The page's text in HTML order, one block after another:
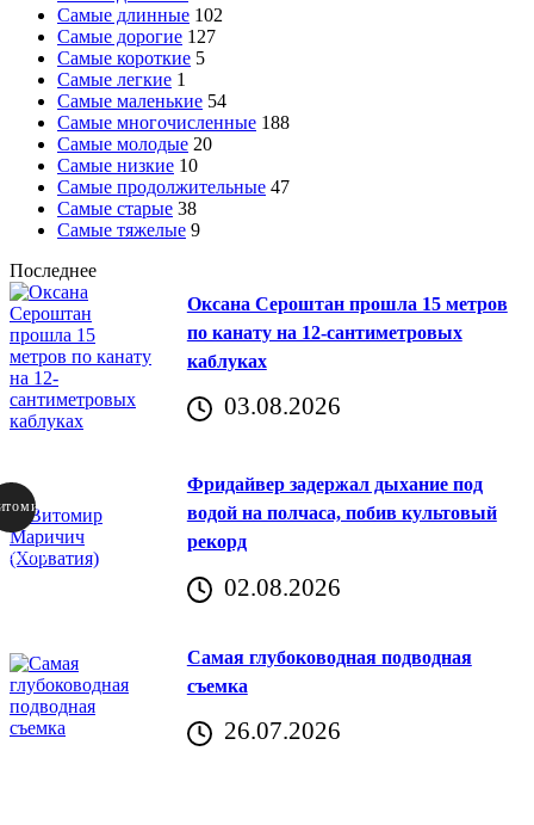
Самые длинные 102
Самые дорогие 127
Самые короткие 5
Самые легкие 1
Самые маленькие 54
Самые многочисленные 188
Самые молодые 20
Самые низкие 10
Самые продолжительные 47
Самые старые 38
Самые тяжелые 9
Последнее
Оксана Сероштан прошла 15 метров
по канату на 12-сантиметровых
каблуках
03.08.2026
Фридайвер задержал дыхание под
водой на полчаса, побив культовый
рекорд
02.08.2026
Самая глубоководная подводная
съемка
26.07.2026